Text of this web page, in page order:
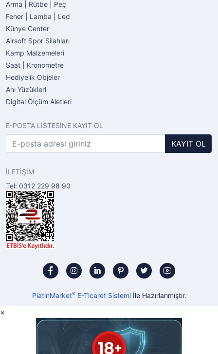
Arma | Rütbe | Peç
Fener | Lamba | Led
Künye Center
Airsoft Spor Silahları
Kamp Malzemeleri
Saat | Kronometre
Hediyelik Objeler
Anı Yüzükleri
Digital Ölçüm Aletleri
E-POSTA LİSTESİNE KAYIT OL
KAYIT OL
İLETİŞİM
Tel: 0312 229 98 90
PlatinMarket®E-Ticaret Sistemiİle Hazırlanmıştır.
×